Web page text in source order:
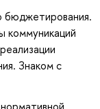
бюджетирования.
Знаком с